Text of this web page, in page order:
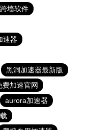
墙软件
速器
黑洞加速器最新版
费加速官网
aurora加速器